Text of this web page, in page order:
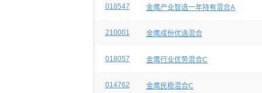
018547 金鹰产业智选一年持有混合A
210001 金鹰成份优选混合
018057 金鹰行业优势混合C
014762 金鹰民稳混合C